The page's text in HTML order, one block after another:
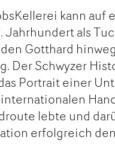
kann
Jahrhundert als
Gotthard
Der Schwyzer
Portrait einer
lebte und
erfolgreich